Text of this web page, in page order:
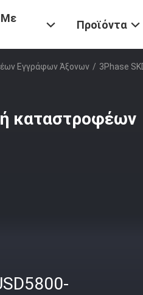
Με
Προϊόντα
Εγγράφων Άξονων / 3Phase
καταστροφέων